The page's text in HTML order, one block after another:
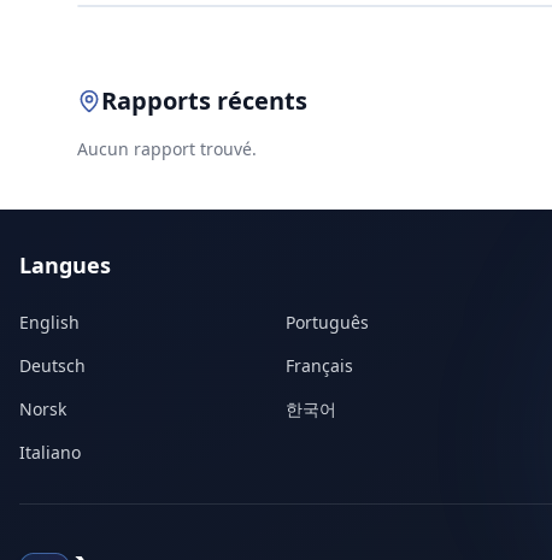
Rapports récents
Aucun rapport trouvé.
Langues
English Português
Deutsch
Français
Norsk
한국어
Italiano